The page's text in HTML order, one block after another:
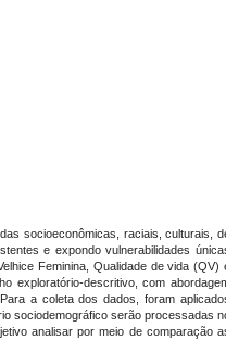
socioeconômicas, raciais, culturais,
e expondo vulnerabilidades
Feminina, Qualidade de vida (QV)
exploratório-descritivo, com
a coleta dos dados, foram
sociodemográfico serão processadas
analisar por meio de comparação